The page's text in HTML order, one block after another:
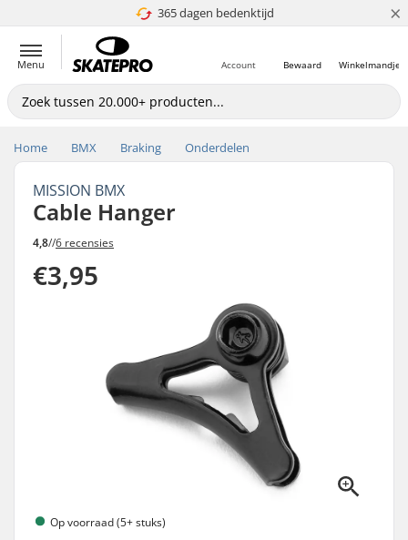
365 dagen bedenktijd
4.8 van 5 ×
Menu Winkelmandje
Bewaard
Account
Home BMX Braking Onderdelen
MISSION BMX
Cable Hanger
4,8//6 recensies
€3,95
Op voorraad (5+ stuks)